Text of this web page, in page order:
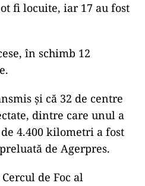
fi locuite, iar 17 au fost
în schimb 12
şi că 32 de centre
dintre care unul a
4.400 kilometri a fost
de Agerpres.
de Foc al